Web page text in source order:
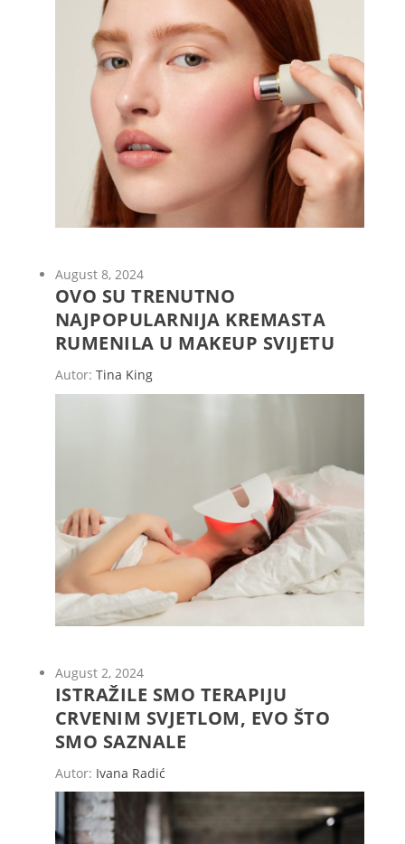
August 8, 2024
OVO SU TRENUTNO
NAJPOPULARNIJA KREMASTA
RUMENILA U MAKEUP SVIJETU
Autor: Tina King
August 2, 2024
ISTRAŽILE SMO TERAPIJU
CRVENIM SVJETLOM, EVO ŠTO
SMO SAZNALE
Autor: Ivana Radić